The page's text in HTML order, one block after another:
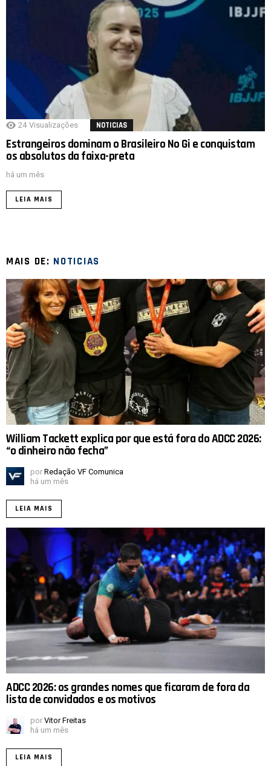
24 Visualizações NOTICIAS
Estrangeiros dominam o Brasileiro No Gi e conquistam
os absolutos da faixa-preta
há um mês
LEIA MAIS
MAIS DE: NOTICIAS
William Tackett explica por que está fora do ADCC 2026:
“o dinheiro não fecha”
por Redação VF Comunica
há um mês
LEIA MAIS
ADCC 2026: os grandes nomes que ficaram de fora da
lista de convidados e os motivos
por Vitor Freitas
há um mês
LEIA MAIS